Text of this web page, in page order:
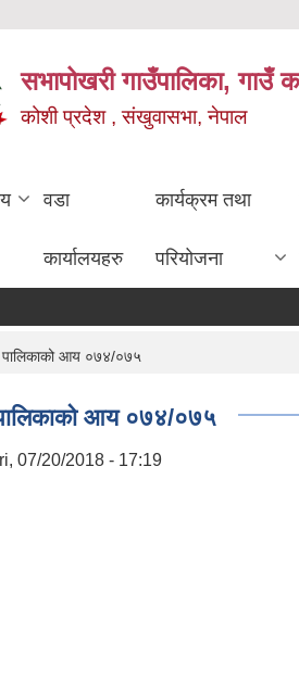
सभापोखरी गाउँपालिका, गाउँ
कोशी प्रदेश , संखुवासभा, नेपाल
वडा
कार्यालयहरु
कार्यक्रम तथा
परियोजना
पालिकाको आय ०७४/०७५
आय ०७४/०७५
07/20/2018 - 17:19